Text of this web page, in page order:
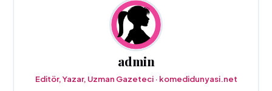
admin
Editör, Yazar, Uzman Gazeteci · komedidunyasi.net